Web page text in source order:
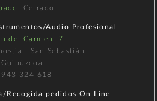
: Cerrado
Audio Profesional
del Carmen, 7
- San Sebastián
Guipúzcoa
943 324 618
Recogida pedidos On Line